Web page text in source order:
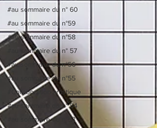
#au sommaire du n° 60
#au sommaire du n°59
#au sommaire du n°58
#au sommaire du n° 57
#au sommaire du n°56
#au sommaire du n°55
#Collaboration artistique
#au sommaire du n° 54
#au sommaire du n°53